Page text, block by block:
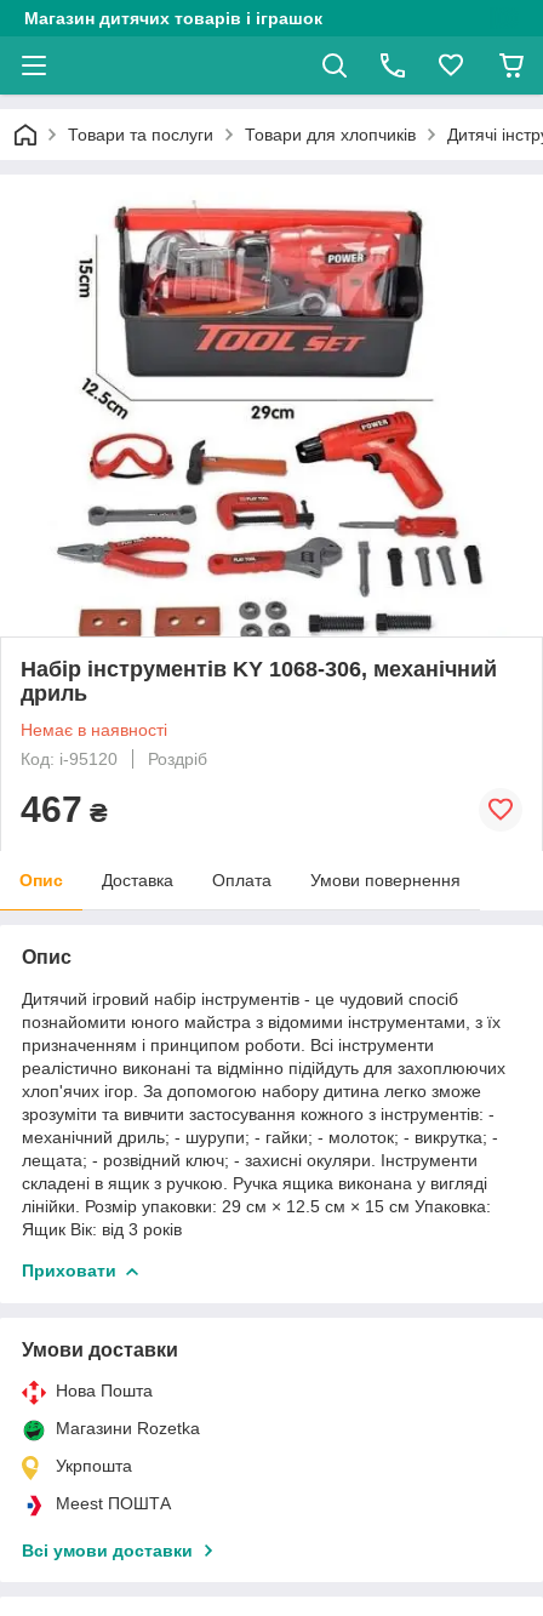
Магазин дитячих товарів і іграшок
Товари та послуги Товари для хлопчиків Дитячі
Набір інструментів KY 1068-306, механічний
дриль
Немає в наявності
Код: i-95120
Роздріб
467 ₴
Опис Доставка Оплата Умови повернення
Опис
Дитячий ігровий набір інструментів - це чудовий спосіб
познайомити юного майстра з відомими інструментами, з їх
призначенням і принципом роботи. Всі інструменти
реалістично виконані та відмінно підійдуть для захоплюючих
хлоп'ячих ігор. За допомогою набору дитина легко зможе
зрозуміти та вивчити застосування кожного з інструментів: -
механічний дриль; - шурупи; - гайки; - молоток; - викрутка; -
лещата; - розвідний ключ; - захисні окуляри. Інструменти
складені в ящик з ручкою. Ручка ящика виконана у вигляді
лінійки. Розмір упаковки: 29 см × 12.5 см × 15 см Упаковка:
Ящик Вік: від 3 років
Приховати
Умови доставки
Нова Пошта
Магазини Rozetka
Укрпошта
Meest ПОШТА
Всі умови доставки